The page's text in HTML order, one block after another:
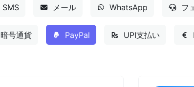
SMS メール WhatsApp フ
暗号通貨 PayPal UPI支払い